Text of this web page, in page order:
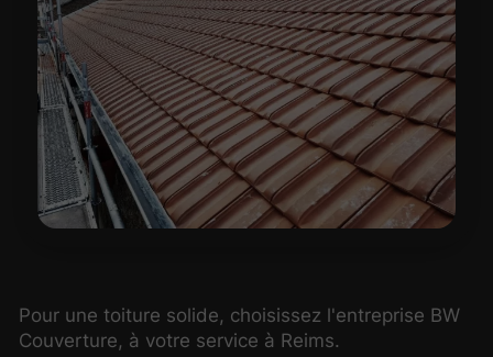
Pour une toiture solide, choisissez l'entreprise BW
Couverture, à votre service à Reims.